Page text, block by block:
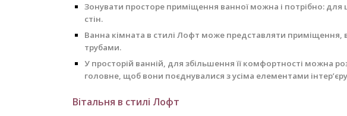
Зонувати просторе приміщення ванної можна і потрібно: для
стін.
Ванна кімната в стилі Лофт може представляти приміщення,
трубами.
У просторій ванній, для збільшення її комфортності можна
головне, щоб вони поєднувалися з усіма елементами
Вітальня в стилі Лофт